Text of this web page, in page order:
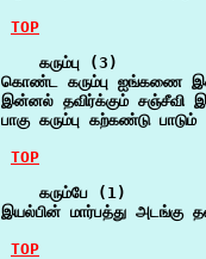
TOP
    கரும்பு (3)
கொண்ட கரும்பு ஐங்கணை
இன்னல் தவிர்க்கும் சஞ்சீவி
பாகு கரும்பு கற்கண்டு
TOP
    கரும்பே (1)
இயல்பின் மார்பத்து
TOP